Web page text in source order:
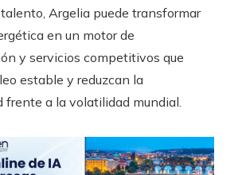
Argelia puede transformar
en un motor de
y servicios competitivos que
estable y reduzcan la
frente a la volatilidad mundial.